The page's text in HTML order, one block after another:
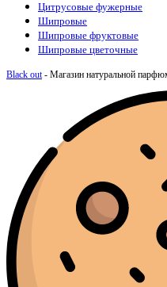
Цитрусовые фужерные
Шипровые
Шипровые фруктовые
Шипровые цветочные
Black out- Магазин натуральной